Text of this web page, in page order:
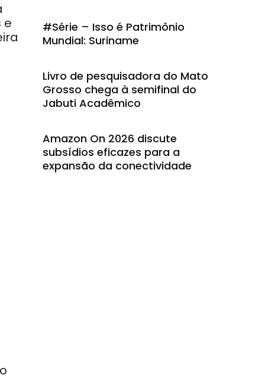
e
#Série – Isso é Patrimônio
Mundial: Suriname
Livro de pesquisadora do Mato
Grosso chega à semifinal do
Jabuti Acadêmico
Amazon On 2026 discute
subsídios eficazes para a
expansão da conectividade